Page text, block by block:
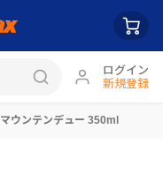
ログイン
新規登録
マウンテンデュー 350ml